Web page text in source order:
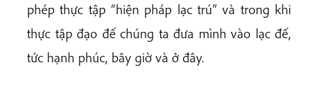
phép thực tập “hiện pháp lạc trú” và trong khi
thực tập đạo đế chúng ta đưa mình vào lạc đế,
tức hạnh phúc, bây giờ và ở đây.